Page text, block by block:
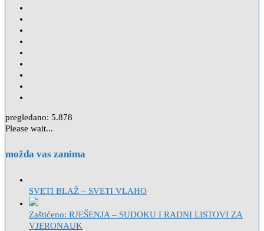
pregledano: 5.878
Please wait...
možda vas zanima
SVETI BLAŽ – SVETI VLAHO
Zaštićeno: RJEŠENJA – SUDOKU I RADNI LISTOVI ZA
VJERONAUK